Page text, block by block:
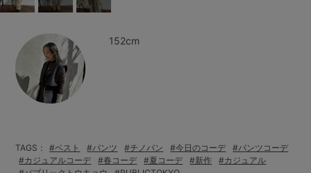
152cm
TAGS： #ベスト #パンツ #チノパン #今日のコーデ
#パンツコーデ
#カジュアルコーデ
#春コーデ #夏コーデ #新作
#カジュアル